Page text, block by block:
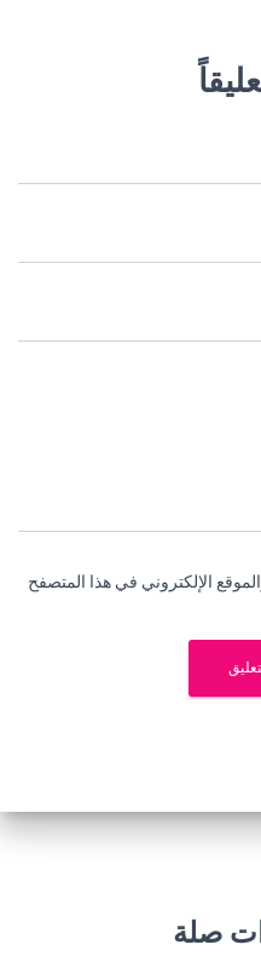
الإلكتروني في هذا المتصفح
صلة